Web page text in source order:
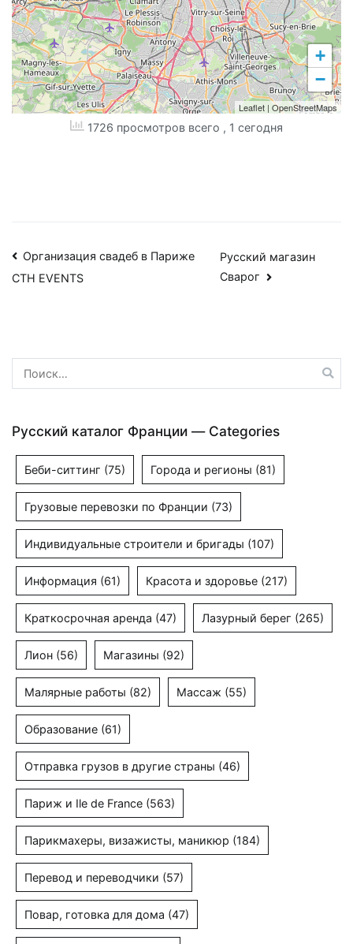
+
−
Leaflet | OpenStreetMaps
1726 просмотров всего , 1 сегодня
Навигация
по
Организация свадеб в Париже
CTH EVENTS
Русский магазин
Сварог
Найти:
Русский каталог Франции — Categories
Беби-ситтинг (75) Города и регионы (81)
Грузовые перевозки по Франции (73)
Индивидуальные строители и бригады (107)
Информация (61) Красота и здоровье (217)
Краткосрочная аренда (47) Лазурный берег (265)
Лион (56) Магазины (92)
Малярные работы (82) Массаж (55)
Образование (61)
Отправка грузов в другие страны (46)
Париж и Ile de France (563)
Парикмахеры, визажисты, маникюр (184)
Перевод и переводчики (57)
Повар, готовка для дома (47)